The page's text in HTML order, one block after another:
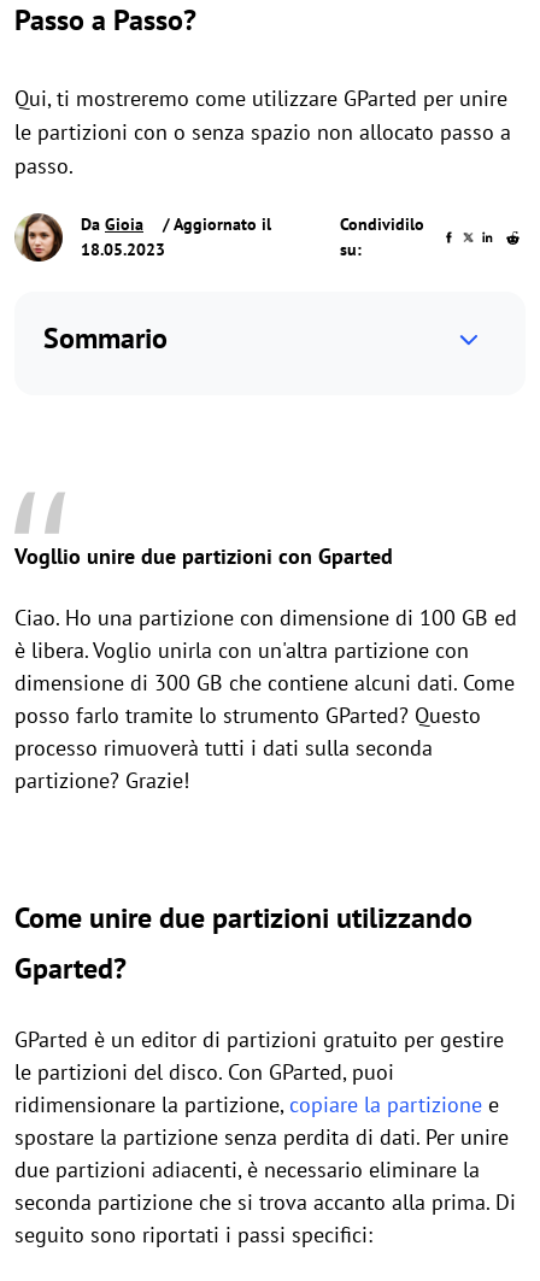
Passo a Passo?
Qui, ti mostreremo come utilizzare GParted per unire
le partizioni con o senza spazio non allocato passo a
passo.
Da Gioia
/ Aggiornato il
18.05.2023
Condividilo
su:
Sommario
Vogllio unire due partizioni con Gparted
Ciao. Ho una partizione con dimensione di 100 GB ed
è libera. Voglio unirla con un'altra partizione con
dimensione di 300 GB che contiene alcuni dati. Come
posso farlo tramite lo strumento GParted? Questo
processo rimuoverà tutti i dati sulla seconda
partizione? Grazie!
Come unire due partizioni utilizzando
Gparted?
GParted è un editor di partizioni gratuito per gestire
le partizioni del disco. Con GParted, puoi
ridimensionare la partizione, copiare la partizione e
spostare la partizione senza perdita di dati. Per unire
due partizioni adiacenti, è necessario eliminare la
seconda partizione che si trova accanto alla prima. Di
seguito sono riportati i passi specifici: